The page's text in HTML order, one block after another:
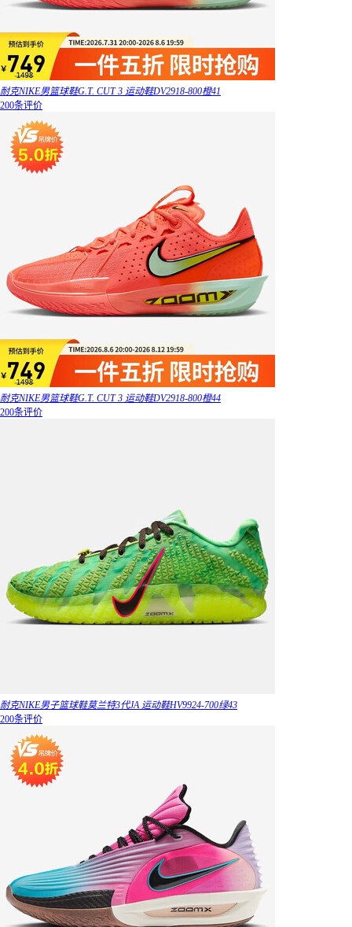
耐克NIKE男篮球鞋G.T. CUT 3 运动鞋DV2918-800橙41
200条评价
耐克NIKE男篮球鞋G.T. CUT 3 运动鞋DV2918-800橙44
200条评价
耐克NIKE男子篮球鞋莫兰特3代JA 运动鞋HV9924-700绿43
200条评价